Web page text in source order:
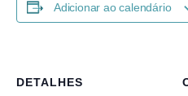
Adicionar ao calendário
DETALHES